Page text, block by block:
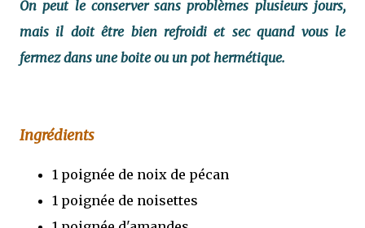
On peut le conserver sans problèmes plusieurs jours,
mais il doit être bien refroidi et sec quand vous le
fermez dans une boite ou un pot hermétique.
Ingrédients
1 poignée de noix de pécan
1 poignée de noisettes